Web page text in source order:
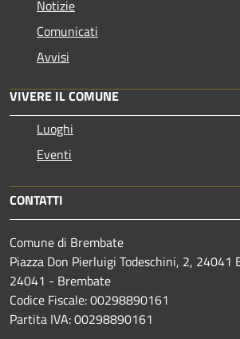
Notizie
Comunicati
Avvisi
VIVERE IL COMUNE
Luoghi
Eventi
CONTATTI
Comune di Brembate
Piazza Don Pierluigi Todeschini, 2, 24041
24041 - Brembate
Codice Fiscale: 00298890161
Partita IVA: 00298890161